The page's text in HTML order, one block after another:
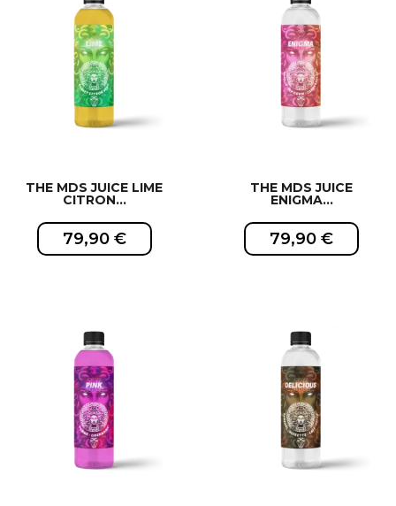
EXCLUSIVITÉ WEB ! EXCLUSIVITÉ WEB !
THE MDS JUICE LIME
CITRON...
79,90 €
EXCLUSIVITÉ WEB !
THE MDS JUICE
ENIGMA...
79,90 €
EXCLUSIVITÉ WEB !